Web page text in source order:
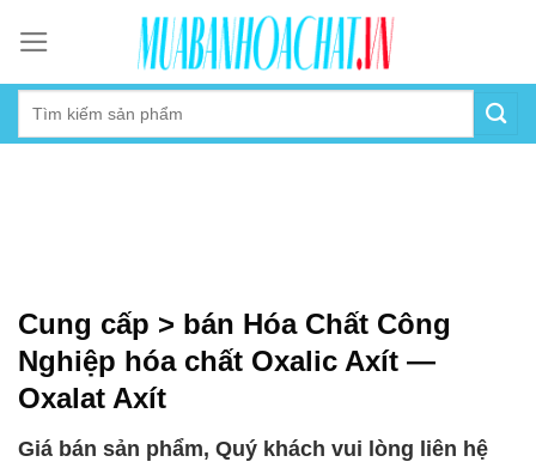
content
Cung cấp > bán Hóa Chất Công
Nghiệp hóa chất Oxalic Axít —
Oxalat Axít
Giá bán sản phẩm, Quý khách vui lòng liên hệ